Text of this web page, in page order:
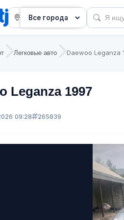
Легковые авто Daewoo Leganza
Leganza 1997
09:28 265839